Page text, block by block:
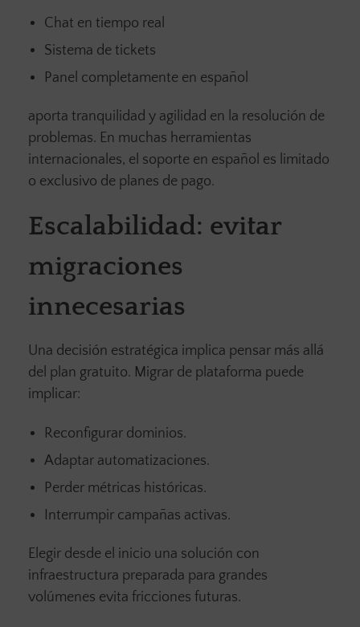
Chat en tiempo real
Sistema de tickets
Panel completamente en español
aporta tranquilidad y agilidad en la resolución de
problemas. En muchas herramientas
internacionales, el soporte en español es limitado
o exclusivo de planes de pago.
Escalabilidad: evitar
migraciones
innecesarias
Una decisión estratégica implica pensar más allá
del plan gratuito. Migrar de plataforma puede
implicar:
Reconfigurar dominios.
Adaptar automatizaciones.
Perder métricas históricas.
Interrumpir campañas activas.
Elegir desde el inicio una solución con
infraestructura preparada para grandes
volúmenes evita fricciones futuras.